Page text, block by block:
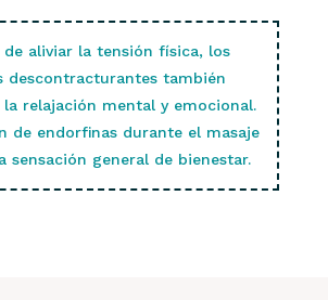
de aliviar la tensión física, los
descontracturantes también
la relajación mental y emocional.
de endorfinas durante el masaje
sensación general de bienestar.